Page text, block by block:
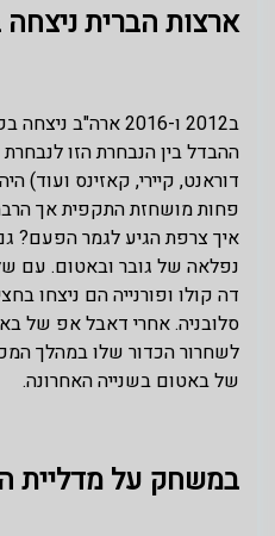
ארצות הברית ניצחה
ב2012 ו-2016
דוראנט, קיירי, קאזינס ועוד)
פחות מושחזת התקפית אך
איך צרפת הגיע לגמר הפעם?
נפלאה של גובר ובאטום. עם
דה קולו ופורנייה הם ניצחו
סלובניה. אחרי דאבל אפ של
לשחרור הכדור שלו במהלך
של באטום בשנייה האחרונה.
במשחק על מדליית